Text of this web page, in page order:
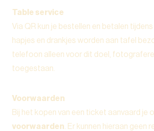
Table service
Via QR kun je bestellen en betalen
hapjes en drankjes worden aan tafel
telefoon alleen voor dit doel,
toegestaan.
Voorwaarden
Bij het kopen van een ticket aanvaard je
voorwaarden . Er kunnen hieraan geen